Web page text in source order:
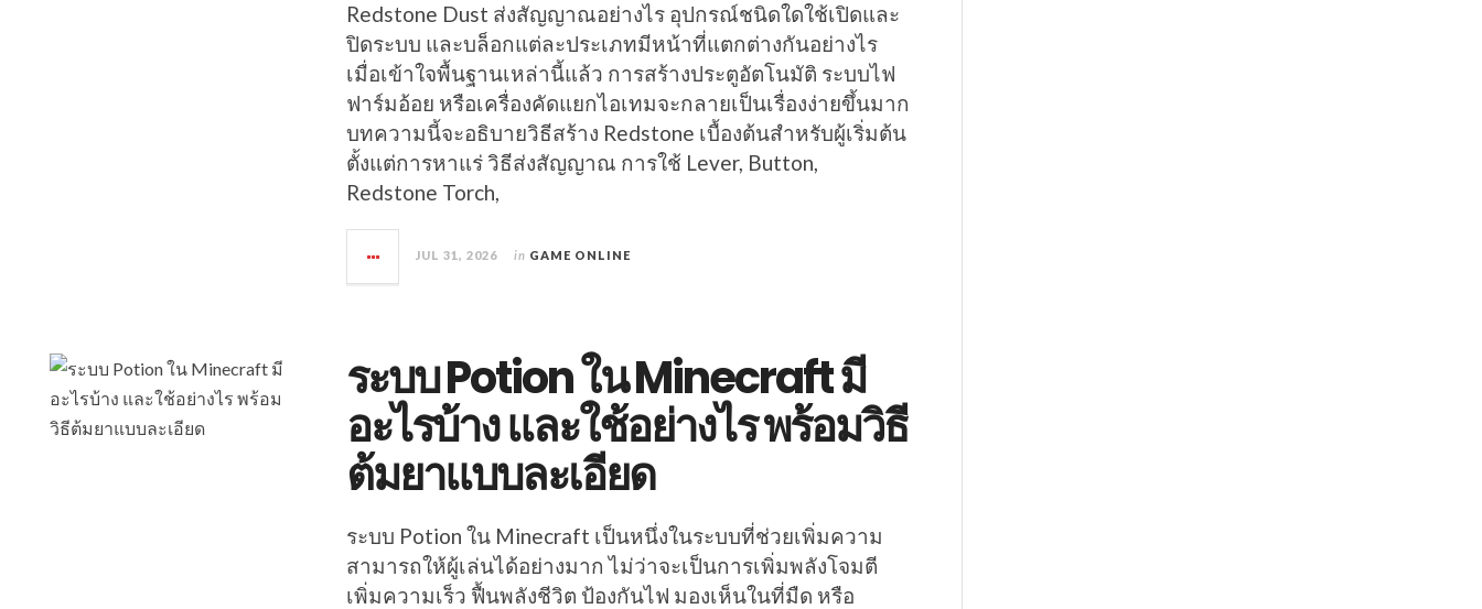
Redstone Dust ส่งสัญญาณอย่างไร อุปกรณ์ชนิดใดใช้เปิดและ
ปิดระบบ และบล็อกแต่ละประเภทมีหน้าที่แตกต่างกันอย่างไร
เมื่อเข้าใจพื้นฐานเหล่านี้แล้ว การสร้างประตูอัตโนมัติ ระบบไฟ
ฟาร์มอ้อย หรือเครื่องคัดแยกไอเทมจะกลายเป็นเรื่องง่ายขึ้นมาก
บทความนี้จะอธิบายวิธีสร้าง Redstone เบื้องต้นสำหรับผู้เริ่มต้น
ตั้งแต่การหาแร่ วิธีส่งสัญญาณ การใช้ Lever, Button,
Redstone Torch,
JUL 31, 2026 in GAME ONLINE
ระบบ Potion ใน Minecraft มี
อะไรบ้าง และใช้อย่างไร พร้อมวิธี
ต้มยาแบบละเอียด
ระบบ Potion ใน Minecraft เป็นหนึ่งในระบบที่ช่วยเพิ่มความ
สามารถให้ผู้เล่นได้อย่างมาก ไม่ว่าจะเป็นการเพิ่มพลังโจมตี
เพิ่มความเร็ว ฟื้นพลังชีวิต ป้องกันไฟ มองเห็นในที่มืด หรือ